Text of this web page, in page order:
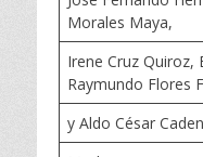
Morales Maya,
Irene Cruz Quiroz,
Raymundo Flores
y Aldo César